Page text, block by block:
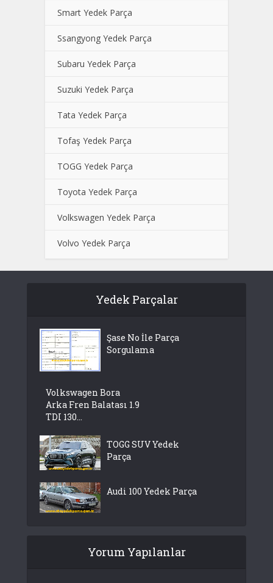
Smart Yedek Parça
Ssangyong Yedek Parça
Subaru Yedek Parça
Suzuki Yedek Parça
Tata Yedek Parça
Tofaş Yedek Parça
TOGG Yedek Parça
Toyota Yedek Parça
Volkswagen Yedek Parça
Volvo Yedek Parça
Yedek Parçalar
Şase No İle Parça
Sorgulama
Volkswagen Bora
Arka Fren Balatası 1.9
TDI 130...
TOGG SUV Yedek
Parça
Audi 100 Yedek Parça
Yorum Yapılanlar